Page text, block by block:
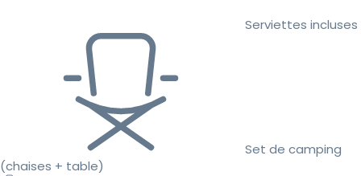
Serviettes incluses
Set de camping
(chaises + table)